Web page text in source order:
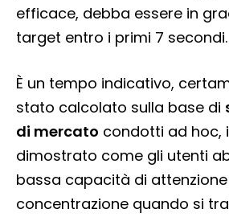
efficace, debba essere in
target entro i primi 7 secondi.
È un tempo indicativo,
stato calcolato sulla base di
di mercato condotti ad hoc,
dimostrato come gli utenti
bassa capacità di
concentrazione quando si